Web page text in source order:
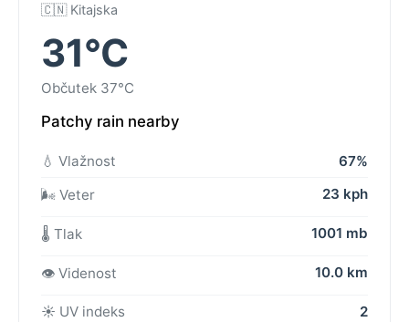
🇨🇳 Kitajska
31°C
Občutek 37°C
Patchy rain nearby
💧 Vlažnost
67%
🌬️ Veter
23 kph
🌡️ Tlak 1001 mb
👁️ Videnost 10.0 km
☀️ UV indeks 2